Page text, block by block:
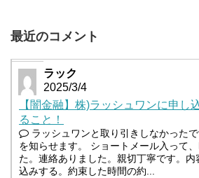
最近のコメント
ラック
2025/3/4
【闇金融】株)ラッシュワンに申し
ること！
ラッシュワンと取り引きしなかった
を知らせます。 ショートメール入って
た。連絡ありました。親切丁寧です。内
込みする。約束した時間の約...